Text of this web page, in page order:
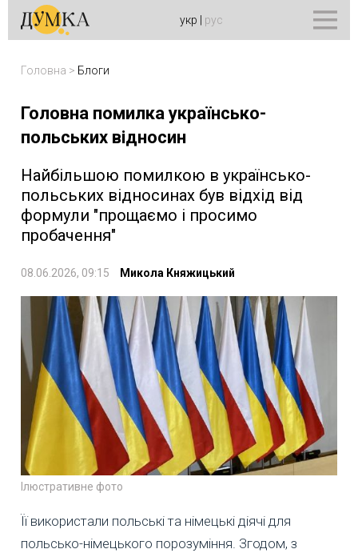
укр рус
Головна > Блоги
Головна помилка українсько-
польських відносин
Найбільшою помилкою в українсько-
польських відносинах був відхід від
формули "прощаємо і просимо
пробачення"
08.06.2026, 09:15 Микола Княжицький
Ілюстративне фото
Її використали польські та німецькі діячі для
польсько-німецького порозуміння. Згодом, з